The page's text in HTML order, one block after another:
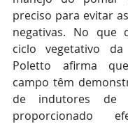
preciso para evitar
negativas. No que
ciclo vegetativo da
Poletto afirma
campo têm
de indutores de
proporcionado